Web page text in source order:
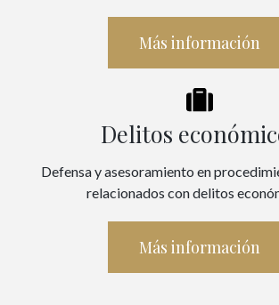
Más información
Delitos
Defensa y asesoramiento en
relacionados con delitos
Más información